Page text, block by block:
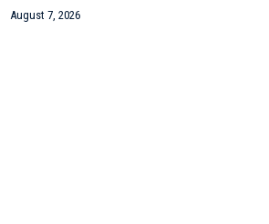
August 7, 2026